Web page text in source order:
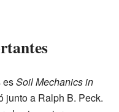
esSoil Mechanics in
junto a Ralph B. Peck.